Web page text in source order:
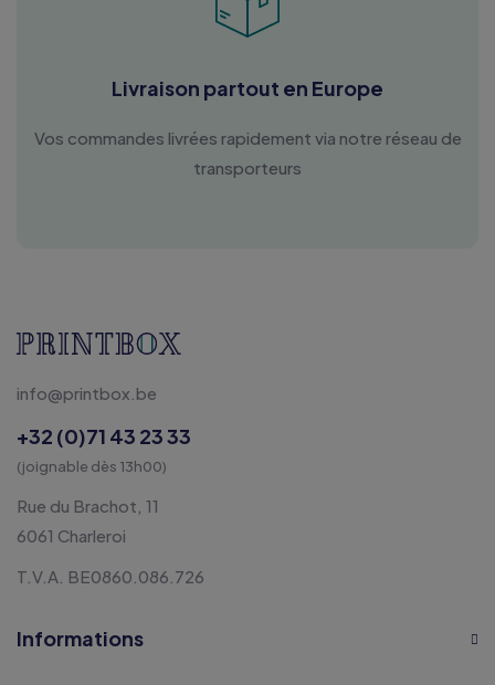
Livraison partout en Europe
Vos commandes livrées rapidement via notre réseau de
transporteurs
info@printbox.be
+32 (0)71 43 23 33
(joignable dès 13h00)
Rue du Brachot, 11
6061 Charleroi
T.V.A. BE0860.086.726
Informations